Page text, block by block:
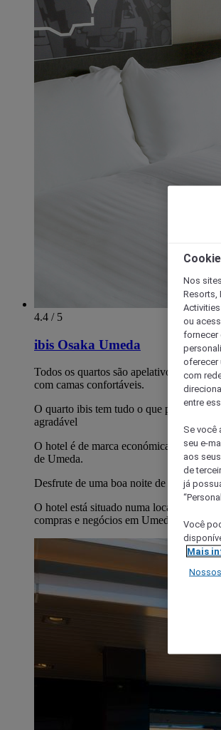
4.4 / 5
ibis Osaka Umeda
Todos os quartos são apelativos,
com camas confortáveis.
O quarto ibis tem tudo o que precisa para
agradável
O hotel é de marca económica
de Umeda.
Desfrute de uma boa noite de sono na
O hotel está situado numa localização
compras e negócios em Umeda.
Nos
Resorts,
ou
fornecer
oferecer
com
entre
Se você
seu e-
aos
de
já
Você
Mais